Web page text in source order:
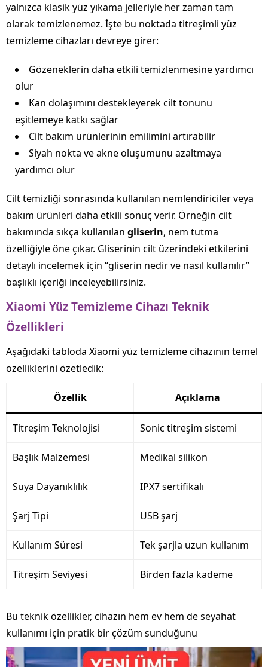
yalnızca klasik yüz yıkama jelleriyle her zaman tam
olarak temizlenemez. İşte bu noktada titreşimli yüz
temizleme cihazları devreye girer:
Gözeneklerin daha etkili temizlenmesine yardımcı
olur
Kan dolaşımını destekleyerek cilt tonunu
eşitlemeye katkı sağlar
Cilt bakım ürünlerinin emilimini artırabilir
Siyah nokta ve akne oluşumunu azaltmaya
yardımcı olur
Cilt temizliği sonrasında kullanılan nemlendiriciler veya
bakım ürünleri daha etkili sonuç verir. Örneğin cilt
bakımında sıkça kullanılan gliserin, nem tutma
özelliğiyle öne çıkar. Gliserinin cilt üzerindeki etkilerini
detaylı incelemek için “gliserin nedir ve nasıl kullanılır”
başlıklı içeriği inceleyebilirsiniz.
Xiaomi Yüz Temizleme Cihazı Teknik
Özellikleri
Aşağıdaki tabloda Xiaomi yüz temizleme cihazının temel
özelliklerini özetledik:
Özellik Açıklama
Titreşim Teknolojisi Sonic titreşim sistemi
Başlık Malzemesi Medikal silikon
Suya Dayanıklılık IPX7 sertifikalı
Şarj Tipi USB şarj
Kullanım Süresi Tek şarjla uzun kullanım
Titreşim Seviyesi Birden fazla kademe
Bu teknik özellikler, cihazın hem ev hem de seyahat
kullanımı için pratik bir çözüm sunduğunu